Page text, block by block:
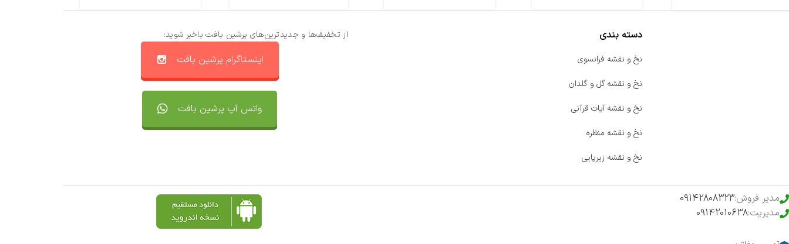
از تخفیف‌ها و جدیدترین‌های پرشین بافت باخبر شوید:
اینستاگرام پرشین بافت
واتس آپ پرشین بافت
دسته بندی
نخ و نقشه فرانسوی
نخ و نقشه گل و گلدان
نخ و نقشه آیات قرآنی
نخ و نقشه منظره
نخ و نقشه زیرپایی
مدیر فروش:09142808323
مدیریت:09142010638